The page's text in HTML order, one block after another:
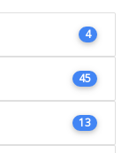
4
45
13